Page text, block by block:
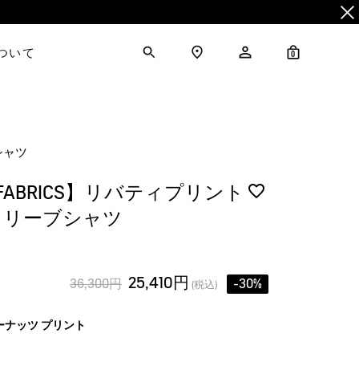
いて 0
ャツ
FABRICS】リバティプリント
ーブシャツ
36,300円 25,410円 (税込) -30%
ナッツ プリント